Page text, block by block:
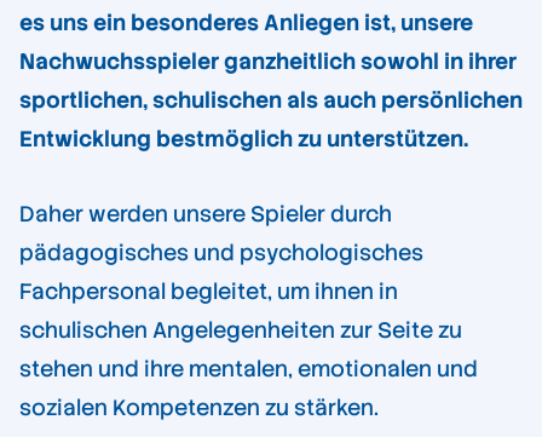
es uns ein besonderes Anliegen ist, unsere
Nachwuchsspieler ganzheitlich sowohl in ihrer
sportlichen, schulischen als auch persönlichen
Entwicklung bestmöglich zu unterstützen.
Daher werden unsere Spieler durch
pädagogisches und psychologisches
Fachpersonal begleitet, um ihnen in
schulischen Angelegenheiten zur Seite zu
stehen und ihre mentalen, emotionalen und
sozialen Kompetenzen zu stärken.